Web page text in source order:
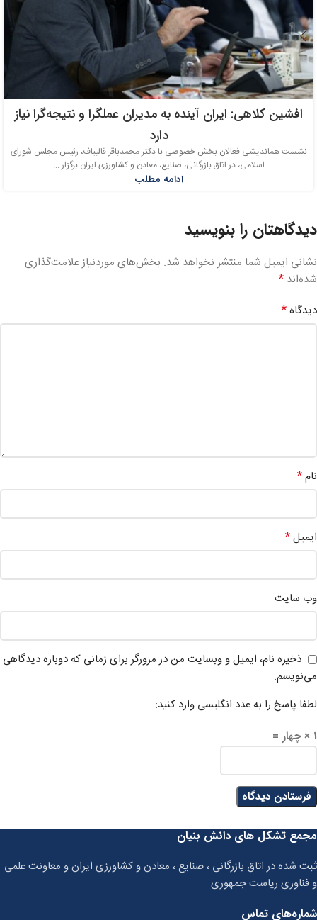
افشین کلاهی: ایران آینده به مدیران عملگرا و نتیجه‌گرا نیاز
دارد
نشست هماندیشی فعالان بخش خصوصی با دکتر محمدباقر قالیباف، رئیس مجلس شورای
اسلامی، در اتاق بازرگانی، صنایع، معادن و کشاورزی ایران برگزار ...
ادامه مطلب
دیدگاهتان را بنویسید
نشانی ایمیل شما منتشر نخواهد شد. بخش‌های موردنیاز علامت‌گذاری
شده‌اند *
دیدگاه*
نام*
ایمیل*
وب‌ سایت
ذخیره نام، ایمیل و وبسایت من در مرورگر برای زمانی که دوباره دیدگاهی
می‌نویسم.
لطفا پاسخ را به عدد انگلیسی وارد کنید:
1 × چهار =
مجمع تشکل های دانش بنیان
ثبت شده در اتاق بازرگانی ، صنایع ، معادن و کشاورزی ایران و معاونت علمی
و فناوری ریاست جمهوری
شماره‌های تماس